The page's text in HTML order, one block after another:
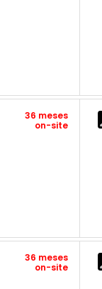
36 meses
on-site
36 meses
on-site